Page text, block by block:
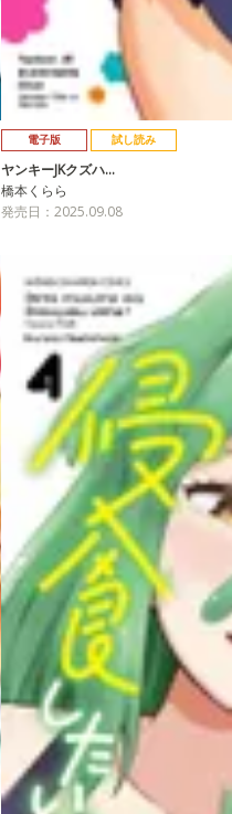
電子版 試し読み
ヤンキーJKクズハ…
橋本くらら
発売日：2025.09.08